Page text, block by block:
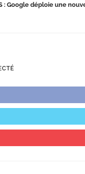
: Google déploie une